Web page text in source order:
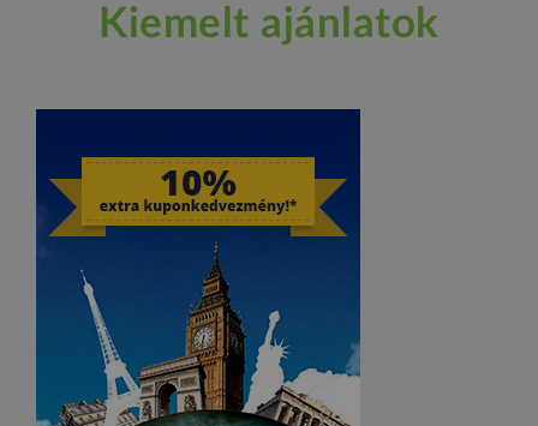
Kiemelt ajánlatok